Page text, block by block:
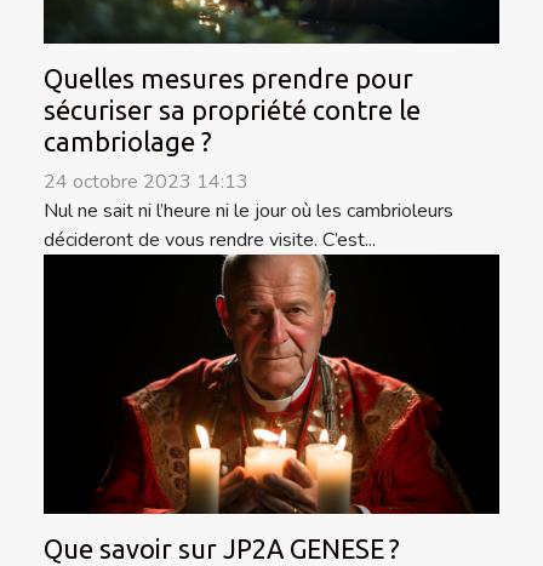
Quelles mesures prendre pour
sécuriser sa propriété contre le
cambriolage ?
24 octobre 2023 14:13
Nul ne sait ni l’heure ni le jour où les cambrioleurs
décideront de vous rendre visite. C’est...
Que savoir sur JP2A GENESE ?